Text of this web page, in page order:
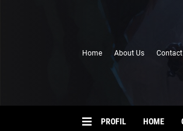
Home About Us Contact
PROFIL HOME